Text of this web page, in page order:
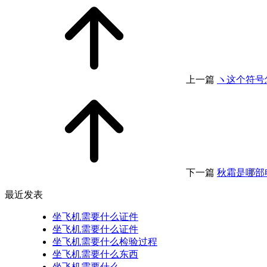
上一篇 ヽ这个符
下一篇 秋霜是哪部
最近发表
坐飞机需要什么证件
坐飞机需要什么证件
坐飞机需要什么检验过程
坐飞机需要什么东西